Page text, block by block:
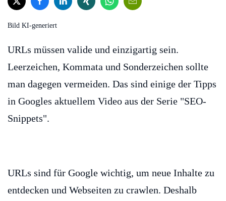
Bild KI-generiert
URLs müssen valide und einzigartig sein.
Leerzeichen, Kommata und Sonderzeichen sollte
man dagegen vermeiden. Das sind einige der Tipps
in Googles aktuellem Video aus der Serie "SEO-
Snippets".
URLs sind für Google wichtig, um neue Inhalte zu
entdecken und Webseiten zu crawlen. Deshalb